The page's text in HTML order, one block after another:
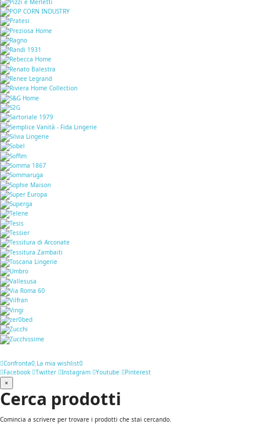
Confronta0 La mia wishlist0
Facebook
Twitter Instagram Youtube
Pinterest
×
Cerca prodotti
Comincia a scrivere per trovare i prodotti che stai cercando.